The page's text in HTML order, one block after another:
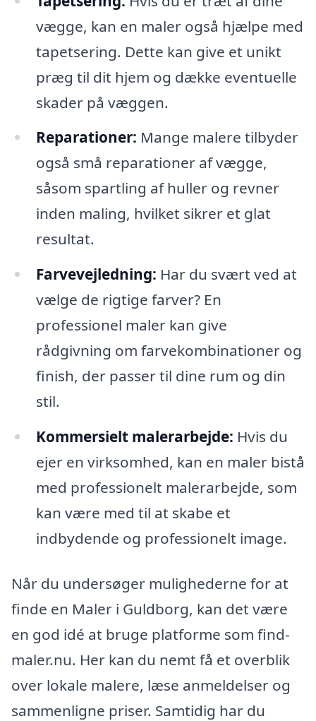
vægge, kan en maler også hjælpe med
tapetsering. Dette kan give et unikt
præg til dit hjem og dække eventuelle
skader på væggen.
Reparationer: Mange malere tilbyder
også små reparationer af vægge,
såsom spartling af huller og revner
inden maling, hvilket sikrer et glat
resultat.
Farvevejledning: Har du svært ved at
vælge de rigtige farver? En
professionel maler kan give
rådgivning om farvekombinationer og
finish, der passer til dine rum og din
stil.
Kommersielt malerarbejde: Hvis du
ejer en virksomhed, kan en maler bistå
med professionelt malerarbejde, som
kan være med til at skabe et
indbydende og professionelt image.
Når du undersøger mulighederne for at
finde en Maler i Guldborg, kan det være
en god idé at bruge platforme som find-
maler.nu. Her kan du nemt få et overblik
over lokale malere, læse anmeldelser og
sammenligne priser. Samtidig har du